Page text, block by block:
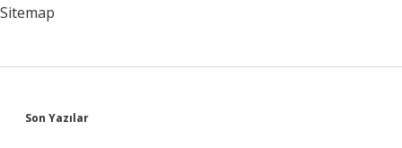
Sitemap
Sidebar
Son Yazılar